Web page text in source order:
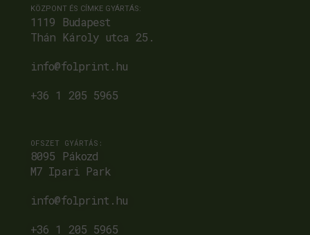
KÖZPONT ÉS CÍMKE GYÁRTÁS:
1119 Budapest
Thán Károly utca 25.
info@folprint.hu
+36 1 205 5965
OFSZET GYÁRTÁS:
8095 Pákozd
M7 Ipari Park
info@folprint.hu
+36 1 205 5965